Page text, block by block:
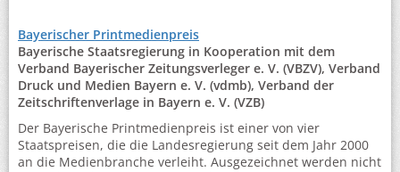
Bayerischer Printmedienpreis
Bayerische Staatsregierung in Kooperation mit dem
Verband Bayerischer Zeitungsverleger e. V. (VBZV), Verband
Druck und Medien Bayern e. V. (vdmb), Verband der
Zeitschriftenverlage in Bayern e. V. (VZB)
Der Bayerische Printmedienpreis ist einer von vier
Staatspreisen, die die Landesregierung seit dem Jahr 2000
an die Medienbranche verleiht. Ausgezeichnet werden nicht